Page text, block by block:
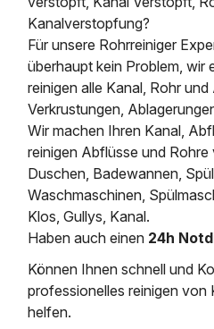
Kanalverstopfung?
Für unsere Rohrreiniger
überhaupt kein Problem, wir
reinigen alle Kanal, Rohr
Verkrustungen,
Wir machen Ihren Kanal,
reinigen Abflüsse und Rohre
Duschen, Badewannen,
Waschmaschinen,
Klos, Gullys, Kanal.
Haben auch einen 24h
Können Ihnen schnell und
professionelles reinigen von
helfen.